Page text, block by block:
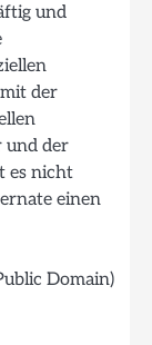
und
der
und der
es nicht
einen
Domain)